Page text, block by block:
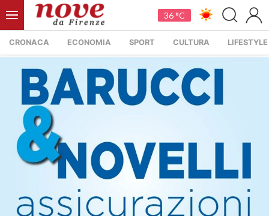
36 °C
CRONACA ECONOMIA SPORT CULTURA LIFESTYLE